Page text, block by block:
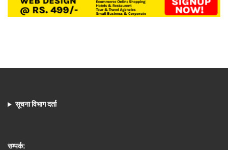
सूचना विभाग दर्ता
सम्पर्क: